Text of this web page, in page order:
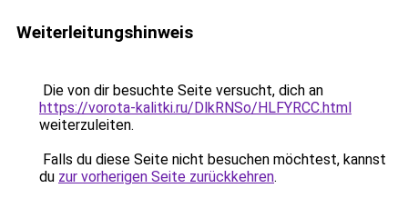
Weiterleitungshinweis
Die von dir besuchte Seite versucht, dich an
https://vorota-kalitki.ru/DlkRNSo/HLFYRCC.html
weiterzuleiten.
Falls du diese Seite nicht besuchen möchtest, kannst
du zur vorherigen Seite zurückkehren.